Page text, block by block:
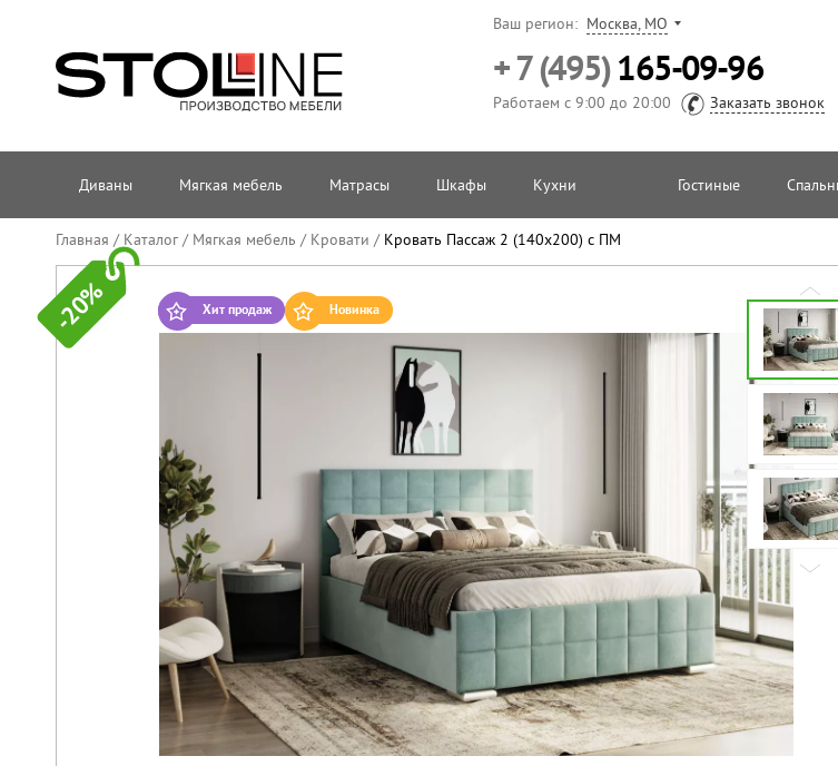
Ваш регион: Москва, МО
+ 7 (495)165-09-96
Работаем с 9:00 до 20:00 Заказать звонок
Диваны Мягкая мебель Матрасы Шкафы Кухни Гостиные
Главная / Каталог/ Мягкая мебель / Кровати / Кровать Пассаж 2 (140х200) с ПМ
-20% Хит продаж Новинка